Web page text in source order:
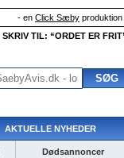
- en Click Sæby produktion
SKRIV TIL: “ORDET ER
AKTUELLE NYHEDER
Dødsannoncer